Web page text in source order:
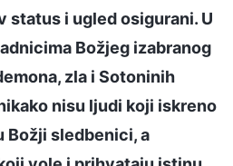
status i ugled osigurani. U
Božjeg izabranog
zla i Sotoninih
nisu ljudi koji iskreno
Božji sledbenici, a